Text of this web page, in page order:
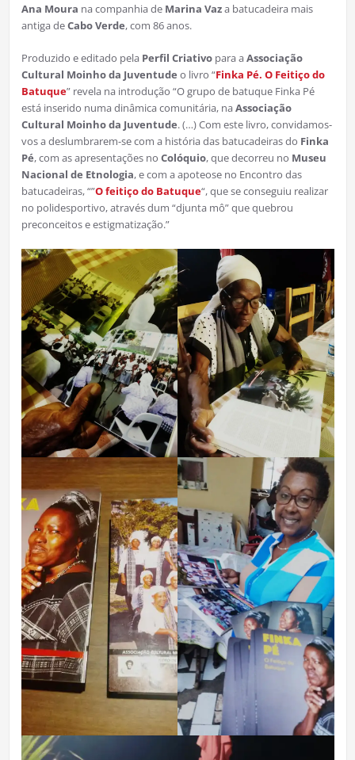
Ana Moura na companhia de Marina Vaza batucadeira mais
antiga deCabo Verde, com 86 anos.
Produzido e editado pela Perfil Criativopara aAssociação
Cultural Moinho da Juventude o livro “Finka Pé. O Feitiço do
Batuque” revela na introdução “O grupo de batuque Finka Pé
está inserido numa dinâmica comunitária, naAssociação
Cultural Moinho da Juventude. (…) Com este livro, convidamos-
vos a deslumbrarem-se com a história das batucadeiras do Finka
Pé, com as apresentações no Colóquio, que decorreu no Museu
Nacional de Etnologia, e com a apoteose no Encontro das
batucadeiras, “”O feitiço do Batuque“, que se conseguiu realizar
no polidesportivo, através dum “djunta mô” que quebrou
preconceitos e estigmatização.”